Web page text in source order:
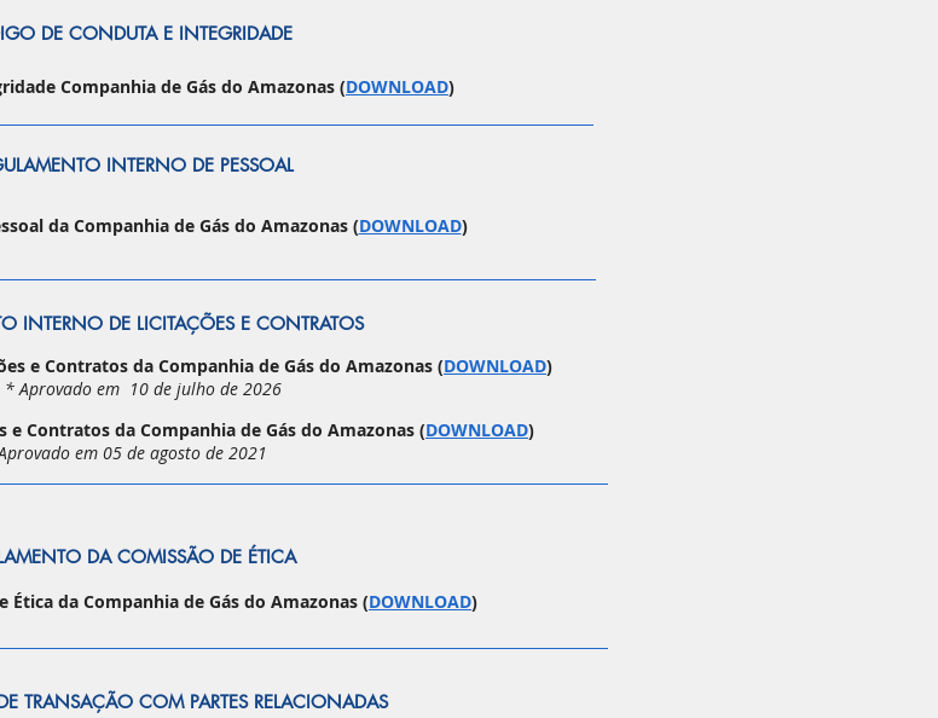
DE CONDUTA E INTEGRIDADE
Companhia de Gás do Amazonas (DOWNLOAD)
INTERNO DE PESSOAL
da Companhia de Gás do Amazonas (DOWNLOAD)
INTERNO DE LICITAÇÕES E CONTRATOS
e Contratos da Companhia de Gás do Amazonas (DOWNLOAD)
* Aprovado em 10 de julho de 2026
Contratos da Companhia de Gás do Amazonas (DOWNLOAD)
em 05 de agosto de 2021
DA COMISSÃO DE ÉTICA
Ética da Companhia de Gás do Amazonas (DOWNLOAD)
TRANSAÇÃO COM PARTES RELACIONADAS